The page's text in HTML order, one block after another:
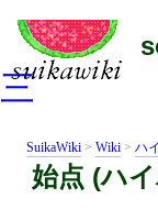
SuikaWiki > Wiki > ハ
始点 (ハ
三